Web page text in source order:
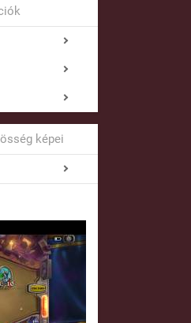
képei